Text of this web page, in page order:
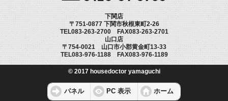
下関店
〒751-0877 下関市秋根東町2-26
TEL083-263-2700 FAX083-263-2701
山口店
〒754-0021 山口市小郡黄金町13-33
TEL083-976-1188 FAX083-976-1189
© 2017 housedoctor yamaguchi
パネル PC 表示 ホーム